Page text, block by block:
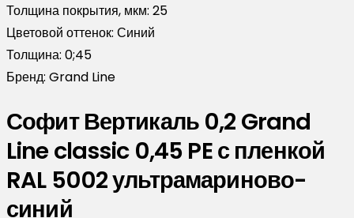
Толщина покрытия, мкм: 25
Цветовой оттенок: Синий
Толщина: 0;45
Бренд: Grand Line
Софит Вертикаль 0,2 Grand
Line classic 0,45 PE с пленкой
RAL 5002 ультрамариново-
синий